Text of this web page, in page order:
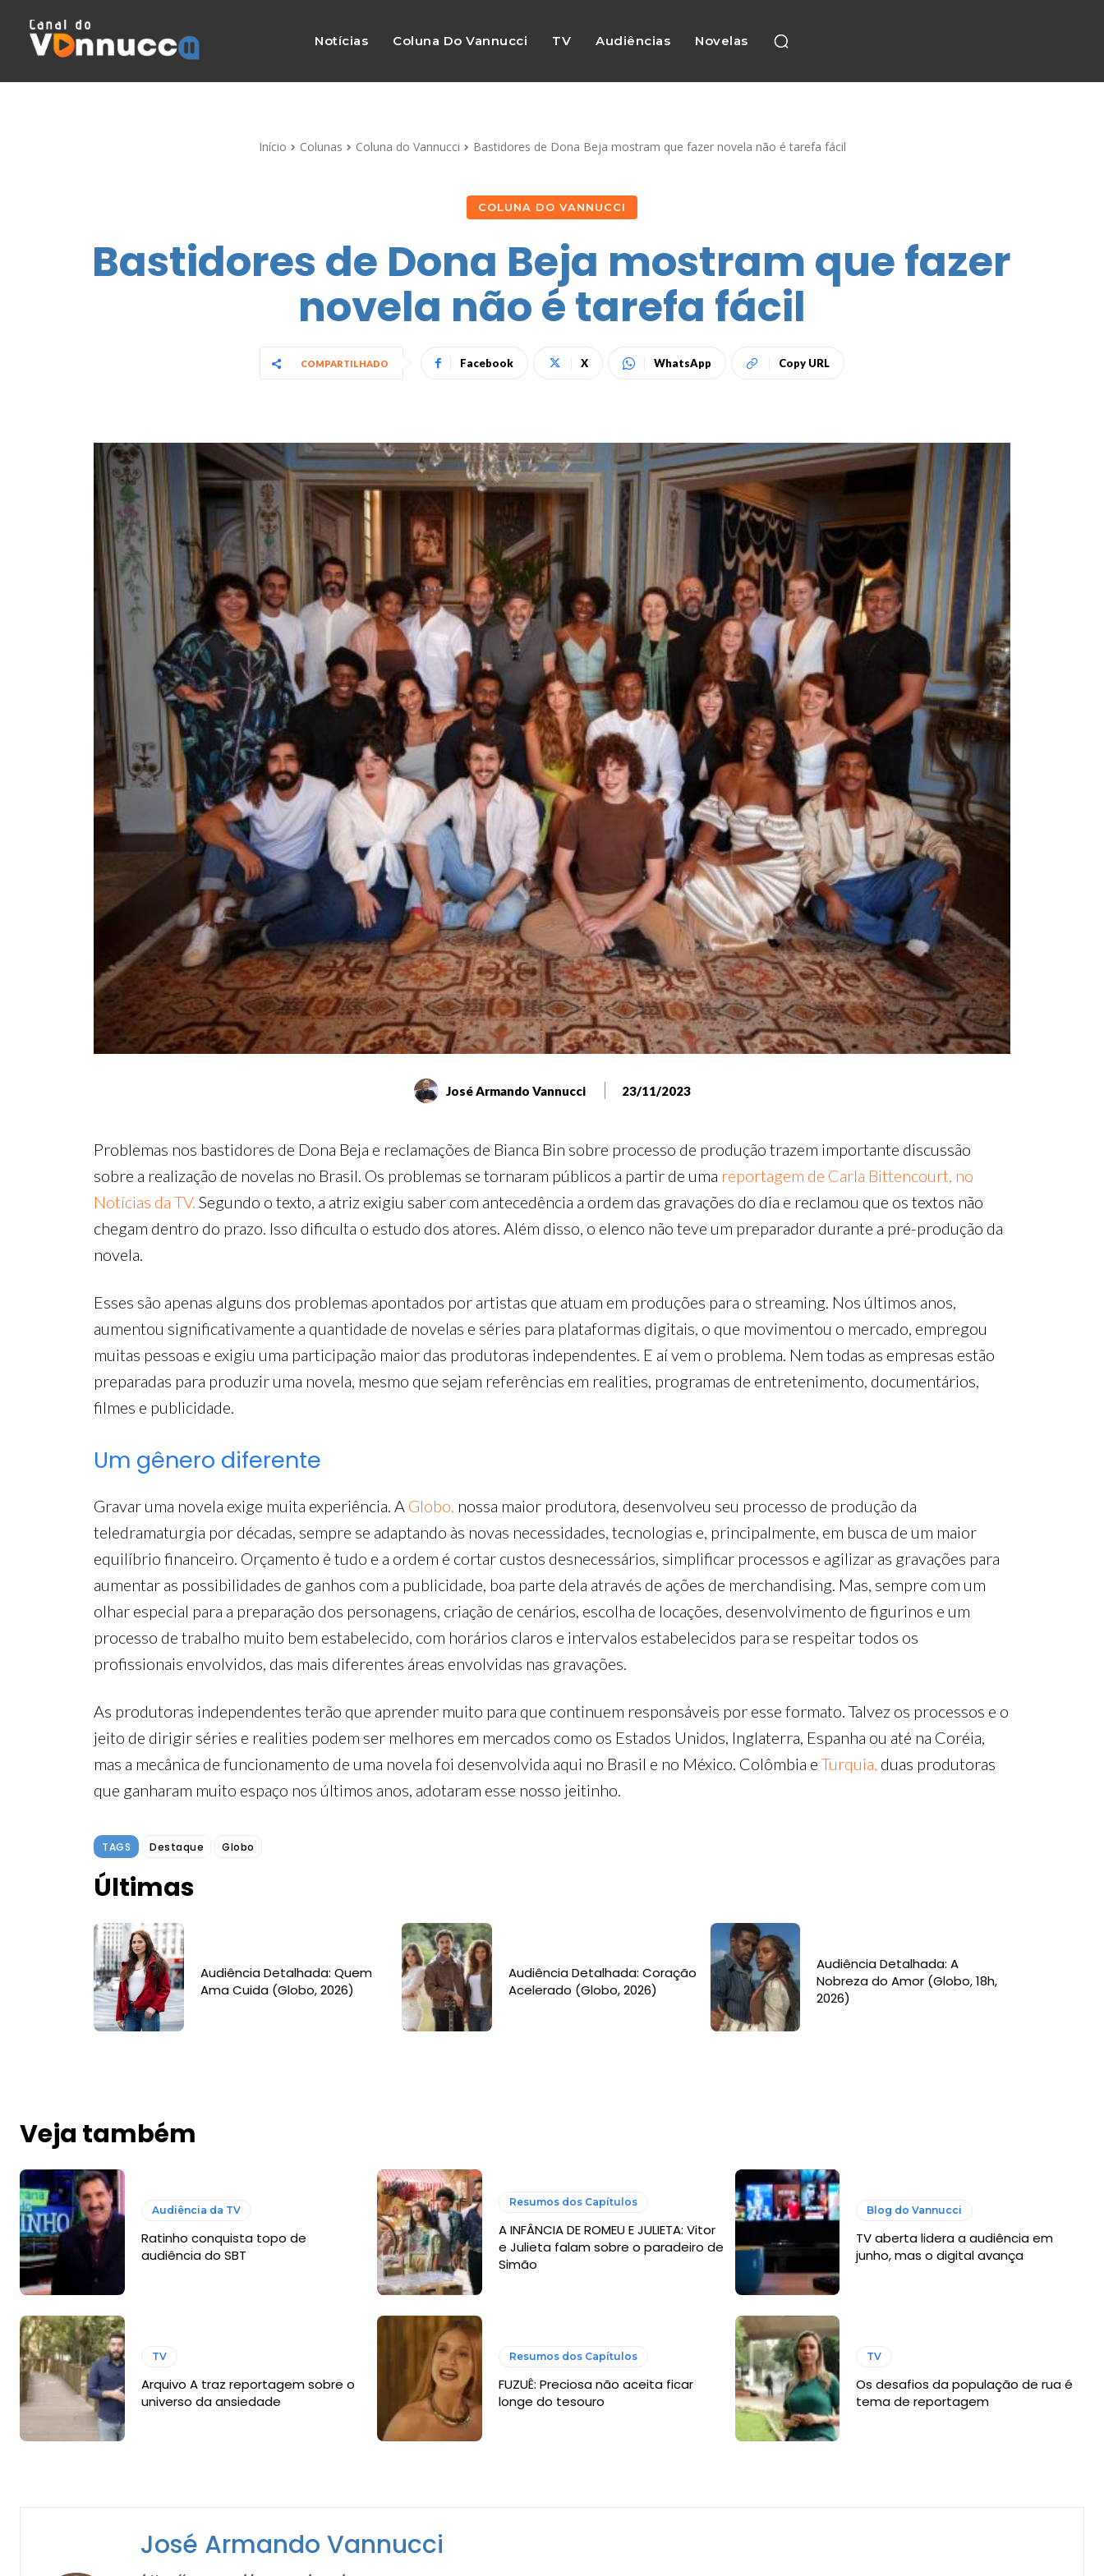
Notícias Coluna Do Vannucci TV Audiências Novelas
Início Colunas Coluna do Vannucci Bastidores de Dona Beja mostram que fazer novela não é tarefa fácil
COLUNA DO VANNUCCI
Bastidores de Dona Beja mostram que fazer
novela não é tarefa fácil
COMPARTILHADO Facebook X WhatsApp Copy URL
José Armando Vannucci 23/11/2023
Problemas nos bastidores de Dona Beja e reclamações de Bianca Bin sobre processo de produção trazem importante discussão
sobre a realização de novelas no Brasil. Os problemas se tornaram públicos a partir de uma reportagem de Carla Bittencourt, no
Notícias da TV. Segundo o texto, a atriz exigiu saber com antecedência a ordem das gravações do dia e reclamou que os textos não
chegam dentro do prazo. Isso dificulta o estudo dos atores. Além disso, o elenco não teve um preparador durante a pré-produção da
novela.
Esses são apenas alguns dos problemas apontados por artistas que atuam em produções para o streaming. Nos últimos anos,
aumentou significativamente a quantidade de novelas e séries para plataformas digitais, o que movimentou o mercado, empregou
muitas pessoas e exigiu uma participação maior das produtoras independentes. E aí vem o problema. Nem todas as empresas estão
preparadas para produzir uma novela, mesmo que sejam referências em realities, programas de entretenimento, documentários,
filmes e publicidade.
Um gênero diferente
Gravar uma novela exige muita experiência. A Globo, nossa maior produtora, desenvolveu seu processo de produção da
teledramaturgia por décadas, sempre se adaptando às novas necessidades, tecnologias e, principalmente, em busca de um maior
equilíbrio financeiro. Orçamento é tudo e a ordem é cortar custos desnecessários, simplificar processos e agilizar as gravações para
aumentar as possibilidades de ganhos com a publicidade, boa parte dela através de ações de merchandising. Mas, sempre com um
olhar especial para a preparação dos personagens, criação de cenários, escolha de locações, desenvolvimento de figurinos e um
processo de trabalho muito bem estabelecido, com horários claros e intervalos estabelecidos para se respeitar todos os
profissionais envolvidos, das mais diferentes áreas envolvidas nas gravações.
As produtoras independentes terão que aprender muito para que continuem responsáveis por esse formato. Talvez os processos e o
jeito de dirigir séries e realities podem ser melhores em mercados como os Estados Unidos, Inglaterra, Espanha ou até na Coréia,
mas a mecânica de funcionamento de uma novela foi desenvolvida aqui no Brasil e no México. Colômbia e Turquia, duas produtoras
que ganharam muito espaço nos últimos anos, adotaram esse nosso jeitinho.
TAGS Destaque Globo
Últimas
Audiência Detalhada: Quem
Ama Cuida (Globo, 2026)
Audiência Detalhada: Coração
Acelerado (Globo, 2026)
Audiência Detalhada: A
Nobreza do Amor (Globo, 18h,
2026)
Veja também
Audiência da TV
Ratinho conquista topo de
audiência do SBT
Resumos dos Capítulos
A INFÂNCIA DE ROMEU E JULIETA: Vitor
e Julieta falam sobre o paradeiro de
Simão
Blog do Vannucci
TV aberta lidera a audiência em
junho, mas o digital avança
TV
Arquivo A traz reportagem sobre o
universo da ansiedade
Resumos dos Capítulos
FUZUÊ: Preciosa não aceita ficar
longe do tesouro
TV
Os desafios da população de rua é
tema de reportagem
José Armando Vannucci